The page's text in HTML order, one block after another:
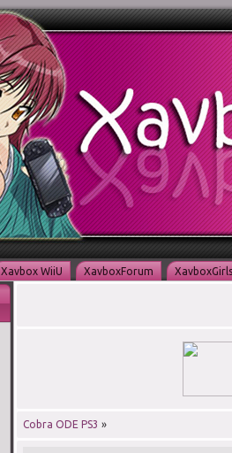
Xavbox WiiU XavboxForum XavboxGirls
Cobra ODE PS3 »